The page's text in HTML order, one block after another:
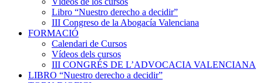
Libro “Nuestro derecho a decidir”
III Congreso de la Abogacía Valenciana
FORMACIÓ
Calendari de Cursos
Vídeos dels cursos
III CONGRÉS DE L’ADVOCACIA VALENCIANA
LIBRO “Nuestro derecho a decidir”